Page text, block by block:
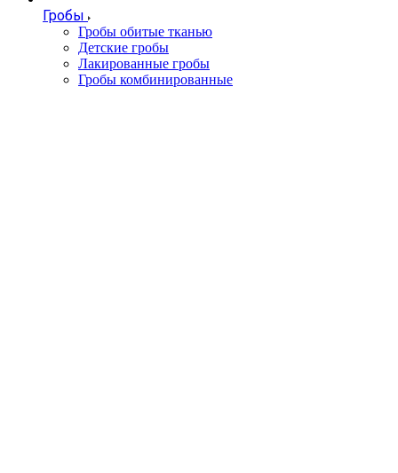
Гробы
Гробы обитые тканью
Детские гробы
Лакированные гробы
Гробы комбинированные